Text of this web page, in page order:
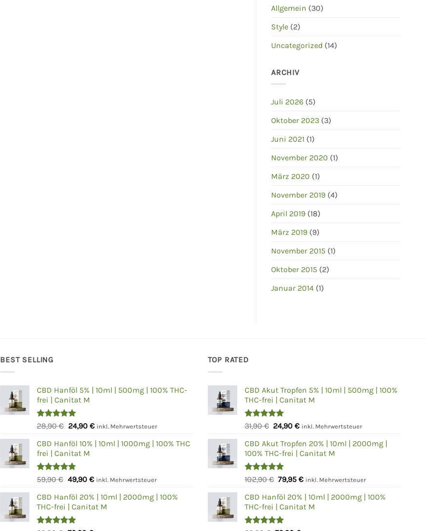
Allgemein (30)
Style (2)
Uncategorized (14)
ARCHIV
Juli 2026 (5)
Oktober 2023 (3)
Juni 2021 (1)
November 2020 (1)
März 2020 (1)
November 2019 (4)
April 2019 (18)
März 2019 (9)
November 2015 (1)
Oktober 2015 (2)
Januar 2014 (1)
BEST SELLING
CBD Hanföl 5% | 10ml | 500mg | 100% THC-
frei | Canitat M
Bewertet
von 5
28,90€ Ursprünglicher
war:
28,90 €
24,90€Aktueller
ist:
inkl. Mehrwertsteuer
CBD Hanföl 10% | 10ml | 1000mg | 100% THC
frei | Canitat M
Bewertet
von 5
59,90€ Ursprünglicher
war:
59,90 €
49,90€Aktueller
ist:
49,90 €.
inkl. Mehrwertsteuer
CBD Hanföl 20% | 10ml | 2000mg | 100%
THC-frei | Canitat M
TOP RATED
CBD Akut Tropfen 5% | 10ml | 500mg | 100%
THC-frei | Canitat M
Bewertet
von 5
31,90€ Ursprünglicher
war:
31,90 €
24,90€Aktueller
ist:
24,90 €.
inkl. Mehrwertsteuer
CBD Akut Tropfen 20% | 10ml | 2000mg |
100% THC-frei | Canitat M
Bewertet
von 5
102,90€ Ursprünglicher
war:
102,90 €
79,95€Aktueller
ist:
79,95 €.
inkl. Mehrwertsteuer
CBD Hanföl 20% | 10ml | 2000mg | 100%
THC-frei | Canitat M